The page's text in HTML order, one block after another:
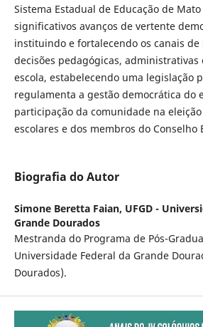
Sistema Estadual de Educação de
significativos avanços de vertente
instituindo e fortalecendo os canais de
decisões pedagógicas, administrativas
escola, estabelecendo uma legislação
regulamenta a gestão democrática do
participação da comunidade na
escolares e dos membros do Conselho
Biografia do Autor
Simone Beretta Faian, UFGD -
Grande Dourados
Mestranda do Programa de Pós-
Universidade Federal da Grande
Dourados).